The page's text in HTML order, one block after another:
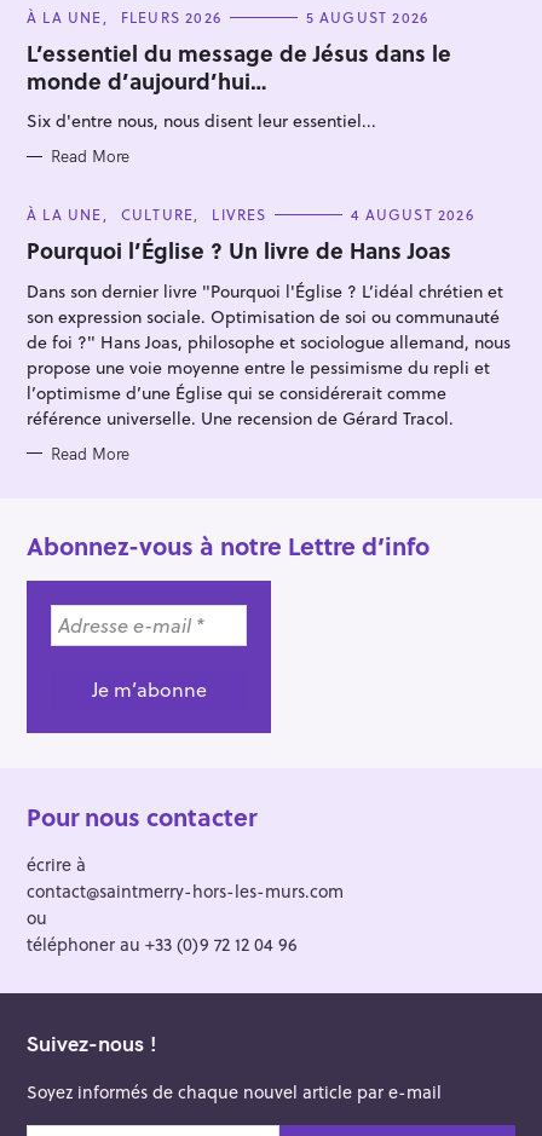
C
T
E
G
O
R
I
S
À LA UNE FLEURS 2026 5 AUGUST 2026
L’essentiel du message de Jésus dans le
monde d’aujourd’hui…
Six d'entre nous, nous disent leur essentiel...
Read More
C
T
E
O
I
E
S
À LA UNE CULTURE LIVRES 4 AUGUST 2026
Pourquoi l’Église ? Un livre de Hans Joas
Dans son dernier livre "Pourquoi l'Église ? L’idéal chrétien et
son expression sociale. Optimisation de soi ou communauté
de foi ?" Hans Joas, philosophe et sociologue allemand, nous
propose une voie moyenne entre le pessimisme du repli et
l’optimisme d’une Église qui se considérerait comme
référence universelle. Une recension de Gérard Tracol.
Read More
Abonnez-vous à notre Lettre d’info
Pour nous contacter
écrire à
contact@saintmerry-hors-les-murs.com
ou
téléphoner au +33 (0)9 72 12 04 96
Suivez-nous !
Soyez informés de chaque nouvel article par e-mail